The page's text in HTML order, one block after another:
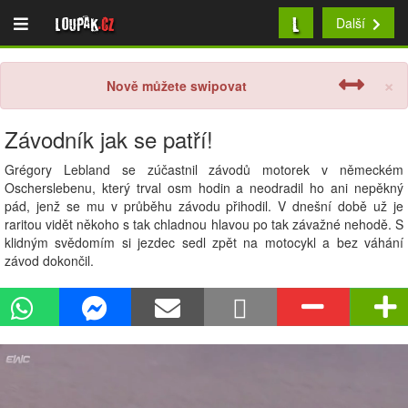
Loupak.cz L Další
×
Nově můžete swipovat
Závodník jak se patří!
Grégory Lebland se zúčastnil závodů motorek v německém
Oscherslebenu, který trval osm hodin a neodradil ho ani nepěkný
pád, jenž se mu v průběhu závodu přihodil. V dnešní době už je
raritou vidět někoho s tak chladnou hlavou po tak závažné nehodě. S
klidným svědomím si jezdec sedl zpět na motocykl a bez váhání
závod dokončil.